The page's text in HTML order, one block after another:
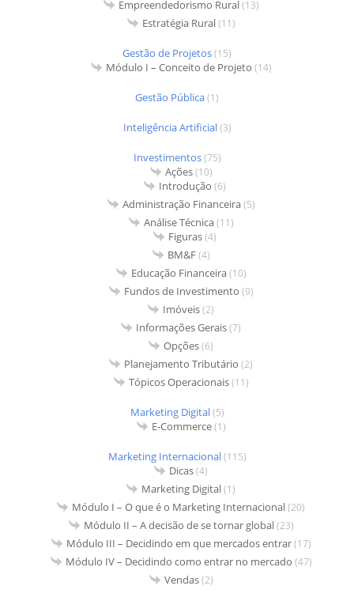
Empreendedorismo Rural(13)
Estratégia Rural(11)
Gestão de Projetos(15)
Módulo I – Conceito de Projeto (14)
Gestão Pública(1)
Inteligência Artificial(3)
Investimentos(75)
Ações(10)
Introdução (6)
Administração Financeira(5)
Análise Técnica(11)
Figuras(4)
BM&F(4)
Educação Financeira(10)
Fundos de Investimento (9)
Imóveis(2)
Informações Gerais(7)
Opções(6)
Planejamento Tributário (2)
Tópicos Operacionais(11)
Marketing Digital(5)
E-Commerce(1)
Marketing Internacional(115)
Dicas(4)
Marketing Digital(1)
Módulo I – O que é o Marketing Internacional(20)
Módulo II – A decisão de se tornar global(23)
Módulo III – Decidindo em que mercados entrar(17)
Módulo IV – Decidindo como entrar no mercado (47)
Vendas(2)